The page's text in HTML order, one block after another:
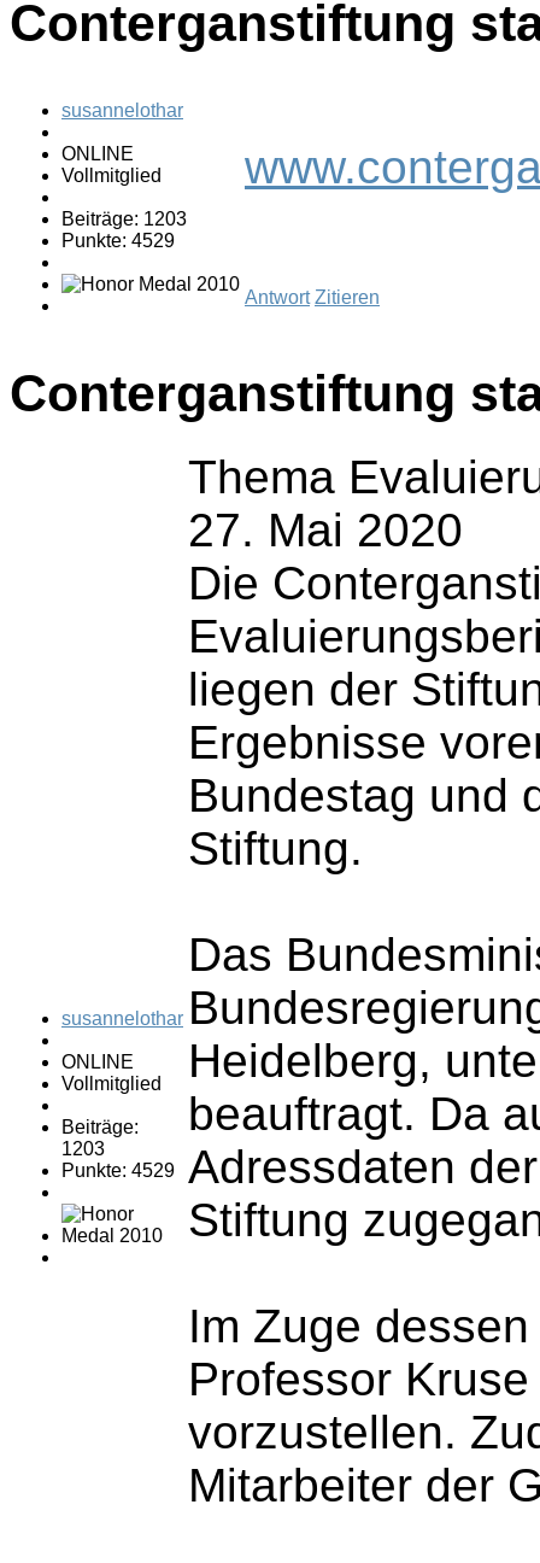
Conterganstiftung
susannelothar
ONLINE
Vollmitglied
Beiträge: 1203
Punkte: 4529
Antwort Zitieren
Conterganstiftung
susannelothar
ONLINE
Vollmitglied
Beiträge:
1203
Punkte: 4529
Thema
27. Mai 2020
Die
liegen der
Ergebnisse
Bundestag und
Stiftung.
Das
Heidelberg,
beauftragt. Da
Adressdaten
Stiftung
Im Zuge
Professor
vorzustellen.
Mitarbeiter der